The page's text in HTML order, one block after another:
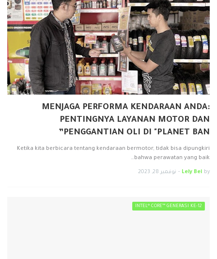
MENJAGA PERFORMA KENDARAAN ANDA:
PENTINGNYA LAYANAN MOTOR DAN
PENGGANTIAN OLI DI "PLANET BAN”
Ketika kita berbicara tentang kendaraan bermotor, tidak bisa dipungkiri
bahwa perawatan yang baik…
by
Lely Bei
- نوفمبر 28, 2023
INTEL® CORE™ GENERASI KE-12